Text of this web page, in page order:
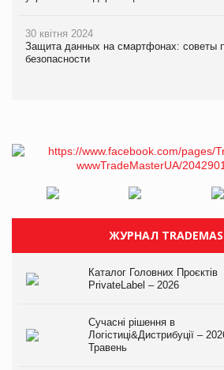
30 квітня 2024
Защита данных на смартфонах: советы
безопасности
ЖУРНАЛ
Каталог Головних Проєктів
PrivateLabel – 2026
Сучасні рішення в
Логістиці&Дистрибуції –
Травень